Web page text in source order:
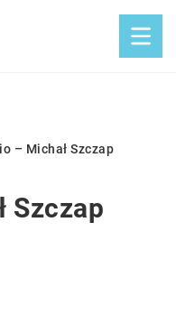
– Michał Szczap
Szczap